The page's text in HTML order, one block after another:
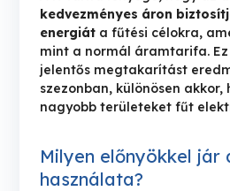
kedvezményes áron
energiát a fűtési célokra,
mint a normál áramtarifa.
jelentős megtakarítást
szezonban, különösen
nagyobb területeket fűt
Milyen előnyökkel jár
használata?